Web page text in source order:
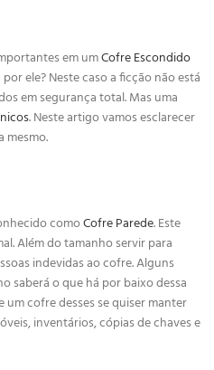
em umCofre Escondido
ele? Neste caso a ficção não está
em segurança total. Mas uma
. Neste artigo vamos esclarecer
mesmo.
comoCofre Parede. Este
Além do tamanho servir para
indevidas ao cofre. Alguns
saberá o que há por baixo dessa
um cofre desses se quiser manter
inventários, cópias de chaves e